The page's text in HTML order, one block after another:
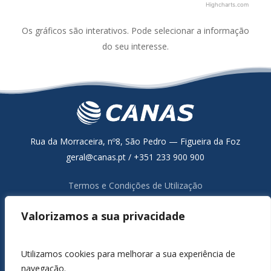
Valorizamos a sua privacidade
Utilizamos cookies para melhorar a sua experiência de
navegação.
Highcharts.com
Os gráficos são interativos. Pode selecionar a informação
do seu interesse.
Rua da Morraceira, nº8, São Pedro — Figueira da Foz
geral@canas.pt / +351 233 900 900
Termos e Condições de Utilização
Resolução Alternativa de Litígios de Consumo
Canal de Denúncia